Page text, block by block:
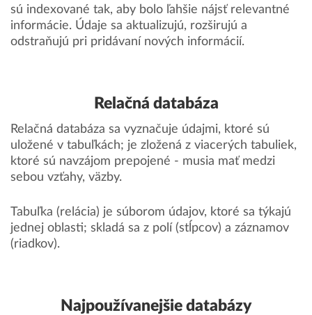
sú indexované tak, aby bolo ľahšie nájsť relevantné
informácie. Údaje sa aktualizujú, rozširujú a
odstraňujú pri pridávaní nových informácií.
Relačná databáza
Relačná databáza sa vyznačuje údajmi, ktoré sú
uložené v tabuľkách; je zložená z viacerých tabuliek,
ktoré sú navzájom prepojené - musia mať medzi
sebou vzťahy, väzby.
Tabuľka (relácia) je súborom údajov, ktoré sa týkajú
jednej oblasti; skladá sa z polí (stĺpcov) a záznamov
(riadkov).
Najpoužívanejšie databázy